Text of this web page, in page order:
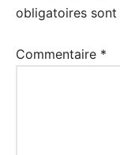
obligatoires sont
Commentaire *